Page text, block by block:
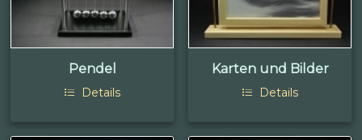
Pendel
Details
Karten und Bilder
Details